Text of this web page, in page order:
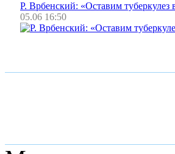
Р. Врбенский: «Оставим туберкулез
05.06 16:50